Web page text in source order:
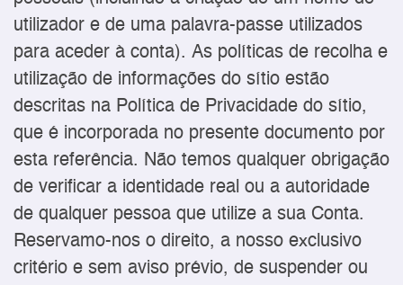
utilizador e de uma palavra-passe utilizados
para aceder à conta). As políticas de recolha e
utilização de informações do sítio estão
descritas na Política de Privacidade do sítio,
que é incorporada no presente documento por
esta referência. Não temos qualquer obrigação
de verificar a identidade real ou a autoridade
de qualquer pessoa que utilize a sua Conta.
Reservamo-nos o direito, a nosso exclusivo
critério e sem aviso prévio, de suspender ou